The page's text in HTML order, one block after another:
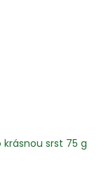
srst 75 g